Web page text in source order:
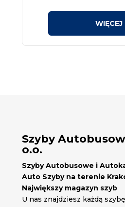
Szyby
o.o.
Szyby Autobusowe i
Auto Szyby na terenie
Największy magazyn szyb
U nas znajdziesz każdą szybę